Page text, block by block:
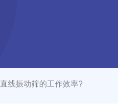
线振动筛的工作效率?